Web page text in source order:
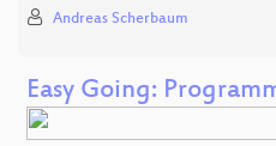
Andreas Scherbaum
Easy Going: